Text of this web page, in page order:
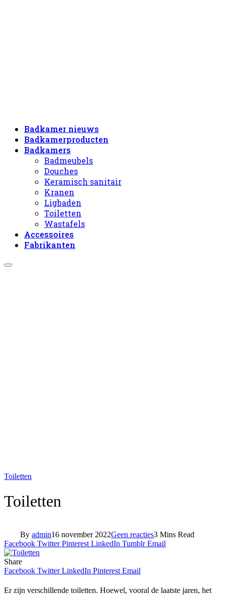
Badkamer nieuws
Badkamerproducten
Badkamers
Badmeubels
Douches
Keramisch sanitair
Kranen
Ligbaden
Toiletten
Wastafels
Accessoires
Fabrikanten
Toiletten
Toiletten
By admin16 november 2022Geen reacties3 Mins Read
Facebook Twitter Pinterest LinkedIn Tumblr Email
Share
Facebook Twitter LinkedIn Pinterest Email
Er zijn verschillende toiletten. Hoewel, vooral de laatste jaren, het